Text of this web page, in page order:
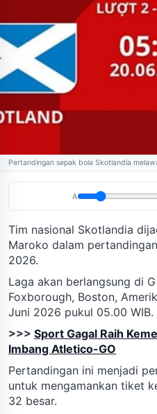
Pertandingan sepak bola Skotlandia
A
Tim nasional Skotlandia
Maroko dalam
2026.
Laga akan berlangsung di
Foxborough, Boston,
Juni 2026 pukul 05.00 WIB.
>>> Sport Gagal Raih
Imbang Atletico-GO
Pertandingan ini menjadi
untuk mengamankan tiket
32 besar.